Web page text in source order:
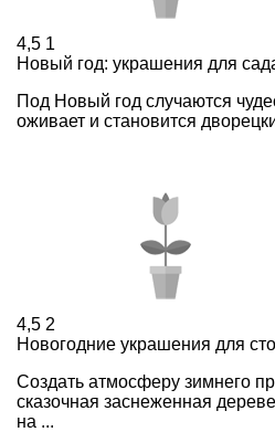
4,5 1
Новый год: украшения для
Под Новый год случаются
оживает и становится
4,5 2
Новогодние украшения для
Создать атмосферу зимнего
сказочная заснеженная
на ...